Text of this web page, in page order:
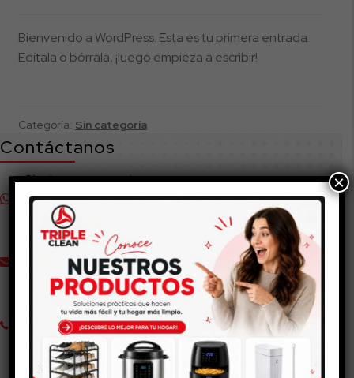
Bienvenido a WordPress. Esta es tu primera entrada.
Edítala o bórrala, ¡luego empieza a escribir!
Categoría: Sin categoría
Contáctanos
Chatea con nosotros
(+57) 321 335 8412
Te atendemos de Lunes a Sábado de 8:00 a.m. a 5:00 p.m.
Escríbenos:
Estamos para ayudarte
tripleclean@tripleclean.com.co
Llámanos
Venta Telefónica (+57) 321 3358412
De lunes a sábado de 8:00am a 5:00pm
Nuestras Tiendas
×